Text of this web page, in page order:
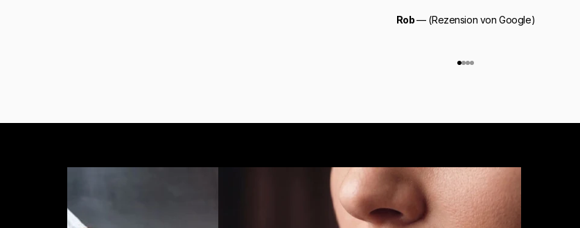
Rob— (Rezension von Google)
Gehe zu Element 1
Gehe zu Element 2
Gehe zu Element 3
Gehe zu Element 4